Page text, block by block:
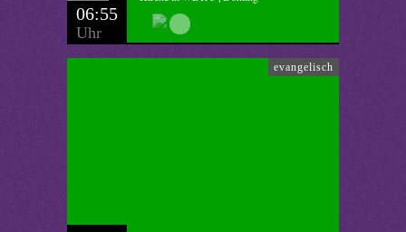
06:55
Uhr
evangelisch